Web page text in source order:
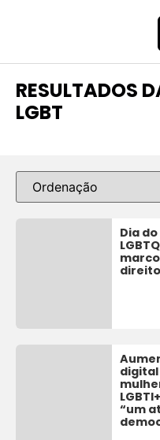
RESULTADOS
LGBT
Dia
“um